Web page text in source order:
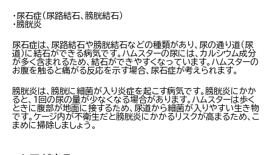
・尿石症（尿路結石、膀胱結石）
・膀胱炎
尿石症は、尿路結石や膀胱結石などの種類があり、尿の通り道（尿
道）に結石ができる病気です。ハムスターの尿には、カルシウム成分
が多く含まれるため、結石ができやすくなっています。ハムスターの
お腹を触ると痛がる反応を示す場合、尿石症が考えられます。
膀胱炎は、膀胱に細菌が入り炎症を起こす病気です。膀胱炎にかか
ると、1回の尿の量が少なくなる場合があります。ハムスターは歩く
ときに腹部が地面に接するため、尿道から細菌が入りやすい生き物
です。ケージ内が不衛生だと膀胱炎にかかるリスクが高まるため、こ
まめに掃除しましょう。